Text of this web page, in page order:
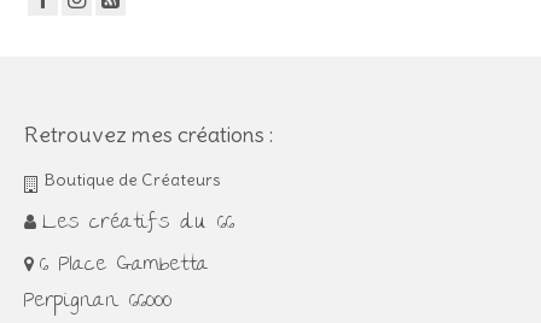
Retrouvez mes créations :
Boutique de Créateurs
Les créatifs du 66
6 Place Gambetta
Perpignan 66000